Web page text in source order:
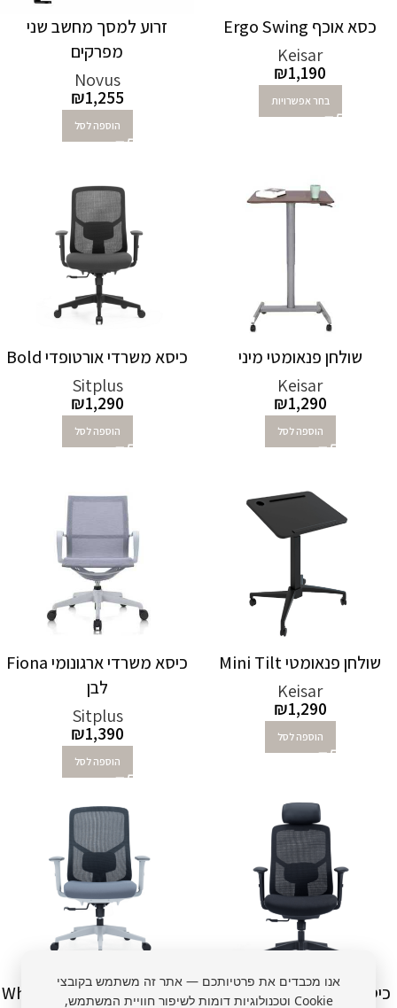
אנו מכבדים את פרטיותכם — אתר זה משתמש בקובצי
Cookie וטכנולוגיות דומות לשיפור חוויית המשתמש,
כסא אוכף Ergo Swing
Keisar
₪1,190
בחר אפשרויות
זרוע למסך מחשב שני
מפרקים
Novus
₪1,255
הוספה לסל
שולחן פנאומטי מיני
Keisar
₪1,290
הוספה לסל
כיסא משרדי אורטופדי Bold
Sitplus
₪1,290
הוספה לסל
שולחן פנאומטי Mini Tilt
Keisar
₪1,290
הוספה לסל
כיסא משרדי ארגונומי Fiona
לבן
Sitplus
₪1,390
הוספה לסל
כיסא משרדי אורטופדי Bold
כיסא משרדי אורטופדי White